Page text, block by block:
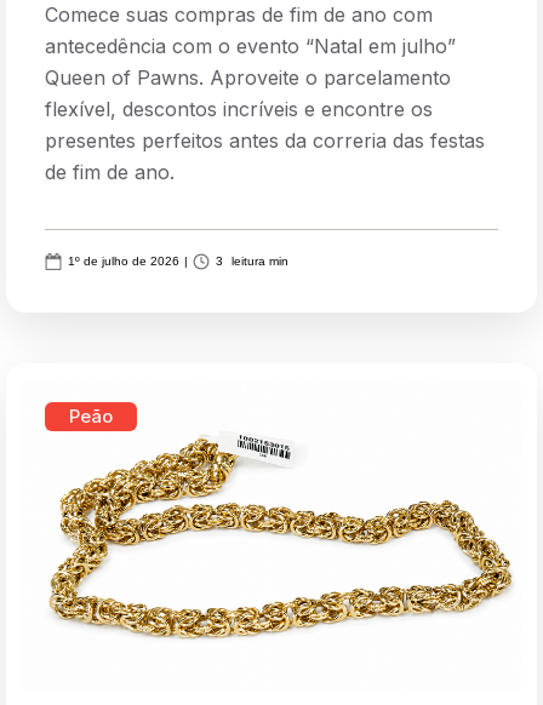
Comece suas compras de fim de ano com
antecedência com o evento “Natal em julho”
Queen of Pawns. Aproveite o parcelamento
flexível, descontos incríveis e encontre os
presentes perfeitos antes da correria das festas
de fim de ano.
1º de julho de 2026 | 3 leitura min
Peão